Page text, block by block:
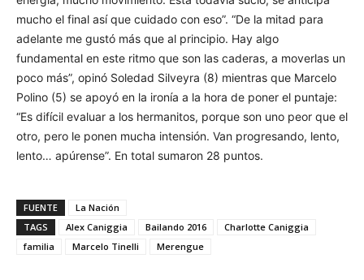
mucho el final así que cuidado con eso”. “De la mitad para
adelante me gustó más que al principio. Hay algo
fundamental en este ritmo que son las caderas, a moverlas un
poco más”, opinó Soledad Silveyra (8) mientras que Marcelo
Polino (5) se apoyó en la ironía a la hora de poner el puntaje:
“Es difícil evaluar a los hermanitos, porque son uno peor que el
otro, pero le ponen mucha intensión. Van progresando, lento,
lento… apúrense”. En total sumaron 28 puntos.
FUENTE
La Nación
TAGS
Alex Caniggia Bailando 2016
Charlotte Caniggia
familia
Marcelo Tinelli Merengue